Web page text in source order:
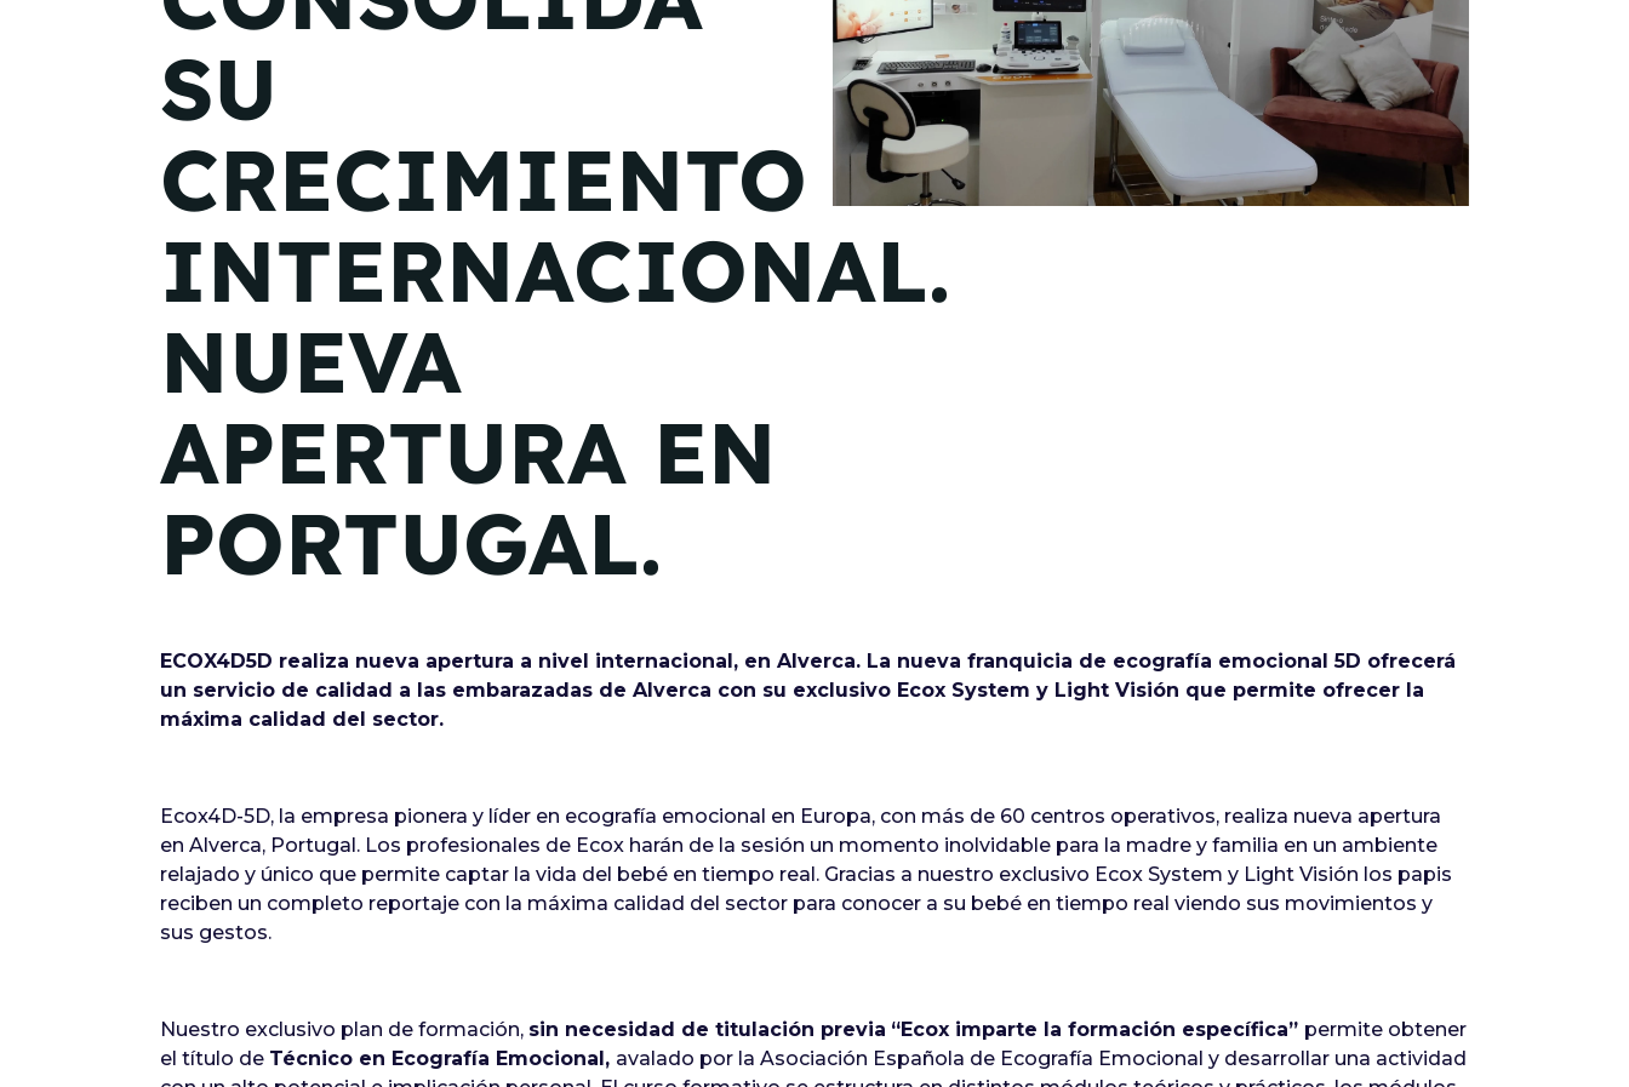
Madrid 2026 2 -08
de octubre
Castilla-La Mancha
2026 -
22 de octubre
Barcelona 2026 2 -
05 de noviembre
Infórmate
SU
CRECIMIENTO
INTERNACIONAL.
NUEVA
APERTURA EN
PORTUGAL.
ECOX4D5D realiza nueva apertura a nivel internacional, en Alverca. La nueva franquicia de ecografía emocional 5D ofrecerá
un servicio de calidad a las embarazadas de Alverca con su exclusivo Ecox System y Light Visión que permite ofrecer la
máxima calidad del sector.
Ecox4D-5D, la empresa pionera y líder en ecografía emocional en Europa, con más de 60 centros operativos, realiza nueva apertura
en Alverca, Portugal. Los profesionales de Ecox harán de la sesión un momento inolvidable para la madre y familia en un ambiente
relajado y único que permite captar la vida del bebé en tiempo real. Gracias a nuestro exclusivo Ecox System y Light Visión los papis
reciben un completo reportaje con la máxima calidad del sector para conocer a su bebé en tiempo real viendo sus movimientos y
sus gestos.
Nuestro exclusivo plan de formación, sin necesidad de titulación previa “Ecox imparte la formación específica” permite obtener
el título de Técnico en Ecografía Emocional, avalado por la Asociación Española de Ecografía Emocional y desarrollar una actividad